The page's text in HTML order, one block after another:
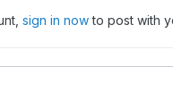
sign in nowto post with